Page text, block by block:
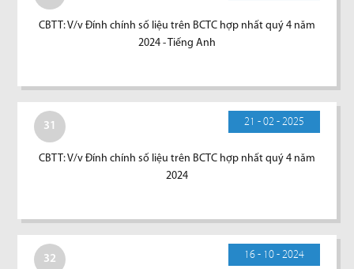
CBTT: V/v Đính chính số liệu trên BCTC hợp nhất quý 4 năm
2024 - Tiếng Anh
31 21 - 02 - 2025
CBTT: V/v Đính chính số liệu trên BCTC hợp nhất quý 4 năm
2024
32 16 - 10 - 2024